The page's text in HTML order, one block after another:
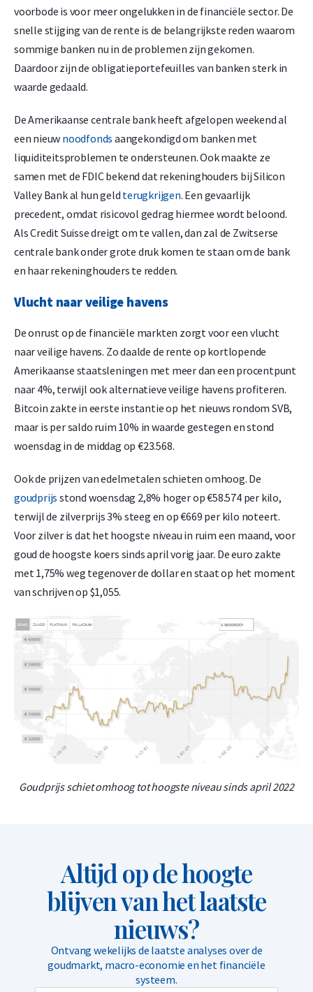
voorbode is voor meer ongelukken in de financiële sector. De
snelle stijging van de rente is de belangrijkste reden waarom
sommige banken nu in de problemen zijn gekomen.
Daardoor zijn de obligatieportefeuilles van banken sterk in
waarde gedaald.
De Amerikaanse centrale bank heeft afgelopen weekend al
een nieuw noodfonds aangekondigd om banken met
liquiditeitsproblemen te ondersteunen. Ook maakte ze
samen met de FDIC bekend dat rekeninghouders bij Silicon
Valley Bank al hun geld terugkrijgen. Een gevaarlijk
precedent, omdat risicovol gedrag hiermee wordt beloond.
Als Credit Suisse dreigt om te vallen, dan zal de Zwitserse
centrale bank onder grote druk komen te staan om de bank
en haar rekeninghouders te redden.
Vlucht naar veilige havens
De onrust op de financiële markten zorgt voor een vlucht
naar veilige havens. Zo daalde de rente op kortlopende
Amerikaanse staatsleningen met meer dan een procentpunt
naar 4%, terwijl ook alternatieve veilige havens profiteren.
Bitcoin zakte in eerste instantie op het nieuws rondom SVB,
maar is per saldo ruim 10% in waarde gestegen en stond
woensdag in de middag op €23.568.
Ook de prijzen van edelmetalen schieten omhoog. De
goudprijs stond woensdag 2,8% hoger op €58.574 per kilo,
terwijl de zilverprijs 3% steeg en op €669 per kilo noteert.
Voor zilver is dat het hoogste niveau in ruim een maand, voor
goud de hoogste koers sinds april vorig jaar. De euro zakte
met 1,75% weg tegenover de dollar en staat op het moment
van schrijven op $1,055.
Goudprijs schiet omhoog tot hoogste niveau sinds april 2022
Altijd op de hoogte
blijven van het laatste
nieuws?
Ontvang wekelijks de laatste analyses over de
goudmarkt, macro-economie en het financiële
systeem.